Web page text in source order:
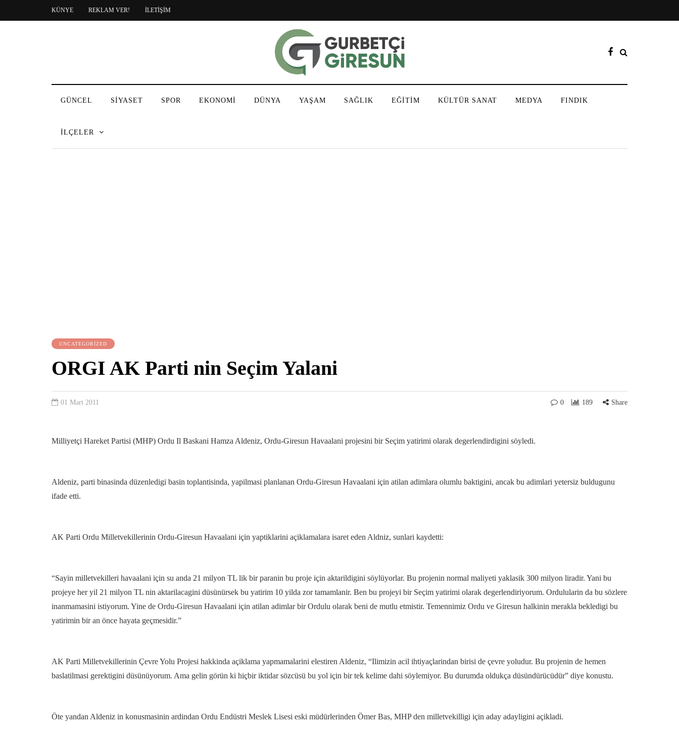
KÜNYE REKLAM VER! İLETİŞİM
GÜNCEL SİYASET SPOR EKONOMİ DÜNYA YAŞAM SAĞLIK EĞİTİM KÜLTÜR SANAT MEDYA FINDIK
İLÇELER
UNCATEGORIZED
ORGI AK Parti nin Seçim Yalani
01 Mart 2011 0 189 Share
Milliyetçi Hareket Partisi (MHP) Ordu Il Baskani Hamza Aldeniz, Ordu-Giresun Havaalani projesini bir Seçim yatirimi olarak degerlendirdigini söyledi.
Aldeniz, parti binasinda düzenledigi basin toplantisinda, yapilmasi planlanan Ordu-Giresun Havaalani için atilan adimlara olumlu baktigini, ancak bu adimlari yetersiz buldugunu
ifade etti.
AK Parti Ordu Milletvekillerinin Ordu-Giresun Havaalani için yaptiklarini açiklamalara isaret eden Aldniz, sunlari kaydetti:
“Sayin milletvekilleri havaalani için su anda 21 milyon TL lik bir paranin bu proje için aktarildigini söylüyorlar. Bu projenin normal maliyeti yaklasik 300 milyon liradir. Yani bu
projeye her yil 21 milyon TL nin aktarilacagini düsünürsek bu yatirim 10 yilda zor tamamlanir. Ben bu projeyi bir Seçim yatirimi olarak degerlendiriyorum. Ordulularin da bu sözlere
inanmamasini istiyorum. Yine de Ordu-Giresun Havaalani için atilan adimlar bir Ordulu olarak beni de mutlu etmistir. Temennimiz Ordu ve Giresun halkinin merakla bekledigi bu
yatirimin bir an önce hayata geçmesidir.”
AK Parti Milletvekillerinin Çevre Yolu Projesi hakkinda açiklama yapmamalarini elestiren Aldeniz, “Ilimizin acil ihtiyaçlarindan birisi de çevre yoludur. Bu projenin de hemen
baslatilmasi gerektigini düsünüyorum. Ama gelin görün ki hiçbir iktidar sözcüsü bu yol için bir tek kelime dahi söylemiyor. Bu durumda oldukça düsündürücüdür” diye konustu.
Öte yandan Aldeniz in konusmasinin ardindan Ordu Endüstri Meslek Lisesi eski müdürlerinden Ömer Bas, MHP den milletvekilligi için aday adayligini açikladi.